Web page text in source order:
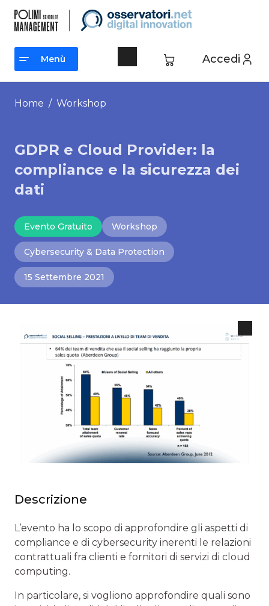
contenuto
Accedi
Menù
Menù
Home / Workshop
GDPR e Cloud Provider: la
compliance e la sicurezza dei
dati
Evento Gratuito Workshop
Cybersecurity & Data Protection
15 Settembre 2021
Descrizione
L’evento ha lo scopo di approfondire gli aspetti di
compliance e di cybersecurity inerenti le relazioni
contrattuali fra clienti e fornitori di servizi di cloud
computing.
In particolare, si vogliono approfondire quali sono